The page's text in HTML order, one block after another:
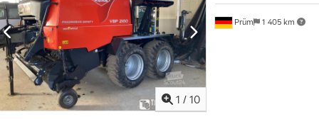
1 / 10
Prüm 1 405 km